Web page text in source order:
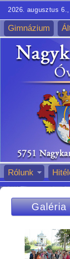
2026. augusztus
Gimnázium
Rólunk
Galéria